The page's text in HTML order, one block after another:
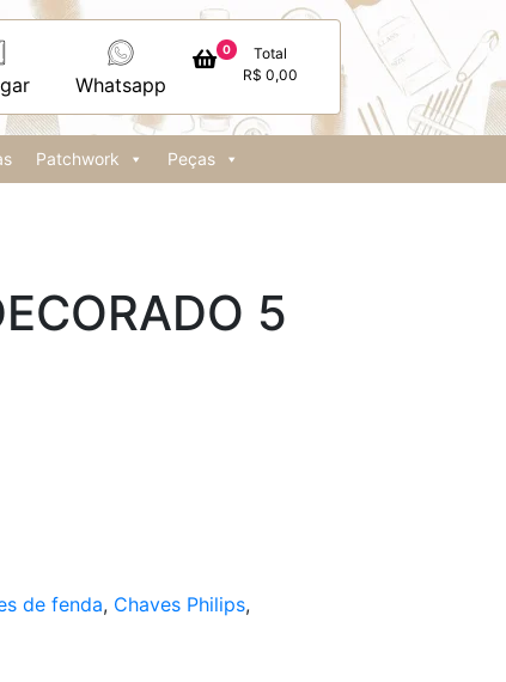
Whatsapp
0
Total
R$ 0,00
Patchwork Peças
5
de fenda, Chaves Philips,